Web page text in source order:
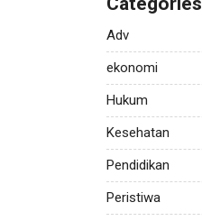
Adv
ekonomi
Hukum
Kesehatan
Pendidikan
Peristiwa